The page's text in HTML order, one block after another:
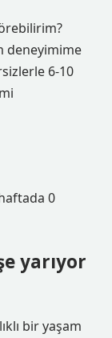
deneyimime
6-10
0
yarıyor
bir yaşam